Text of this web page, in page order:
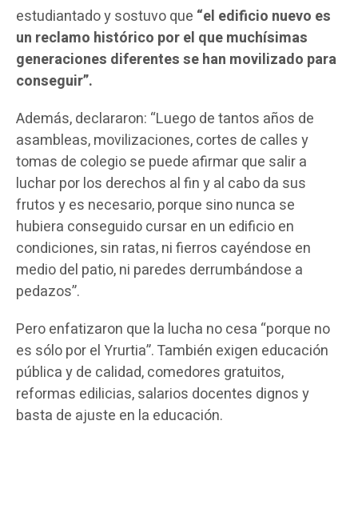
estudiantado y sostuvo que “el edificio nuevo es
un reclamo histórico por el que muchísimas
generaciones diferentes se han movilizado para
conseguir”.
Además, declararon: “Luego de tantos años de
asambleas, movilizaciones, cortes de calles y
tomas de colegio se puede afirmar que salir a
luchar por los derechos al fin y al cabo da sus
frutos y es necesario, porque sino nunca se
hubiera conseguido cursar en un edificio en
condiciones, sin ratas, ni fierros cayéndose en
medio del patio, ni paredes derrumbándose a
pedazos”.
Pero enfatizaron que la lucha no cesa “porque no
es sólo por el Yrurtia”. También exigen educación
pública y de calidad, comedores gratuitos,
reformas edilicias, salarios docentes dignos y
basta de ajuste en la educación.